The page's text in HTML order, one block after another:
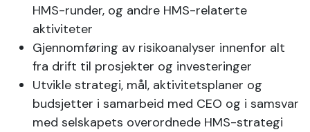
HMS-runder, og andre HMS-relaterte
aktiviteter
Gjennomføring av risikoanalyser innenfor alt
fra drift til prosjekter og investeringer
Utvikle strategi, mål, aktivitetsplaner og
budsjetter i samarbeid med CEO og i samsvar
med selskapets overordnede HMS-strategi